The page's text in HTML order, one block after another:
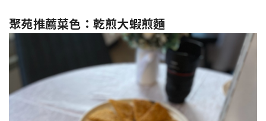
聚苑推薦菜色：乾煎大蝦煎麵